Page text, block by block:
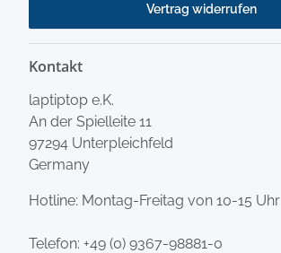
Vertrag widerrufen
Kontakt
laptiptop e.K.
An der Spielleite 11
97294 Unterpleichfeld
Germany
Hotline: Montag-Freitag von 10-15 Uhr
Telefon: +49 (0) 9367-98881-0